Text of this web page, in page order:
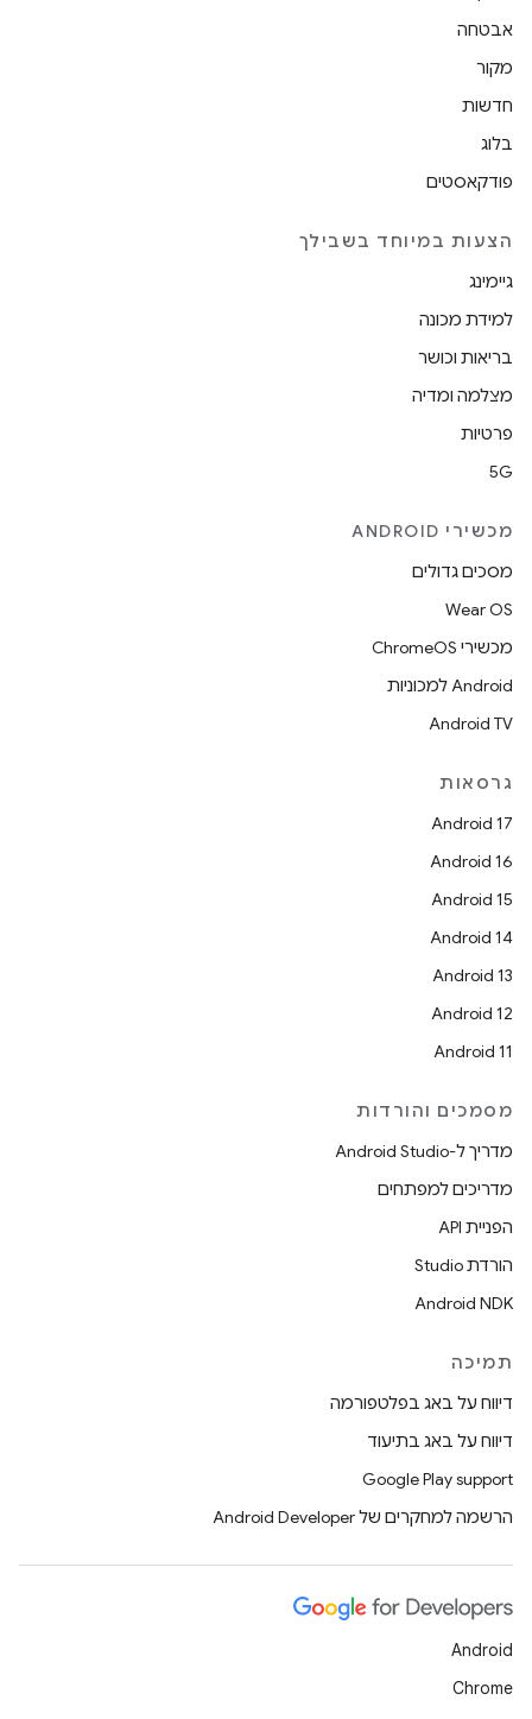
אבטחה
מקור
חדשות
בלוג
פודקאסטים
הצעות במיוחד בשבילך
גיימינג
למידת מכונה
בריאות וכושר
מצלמה ומדיה
פרטיות
5G
מכשירי ANDROID
מסכים גדולים
Wear OS
מכשירי ChromeOS
Android למכוניות
Android TV
גרסאות
Android 17
Android 16
Android 15
Android 14
Android 13
Android 12
Android 11
מסמכים והורדות
מדריך ל-Android Studio
מדריכים למפתחים
הפניית API
הורדת Studio
Android NDK
תמיכה
דיווח על באג בפלטפורמה
דיווח על באג בתיעוד
Google Play support
הרשמה למחקרים של Android Developer
Android
Chrome